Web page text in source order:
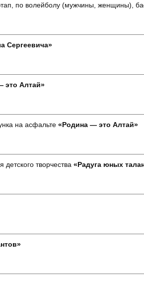
по волейболу (мужчины, женщины),
Сергеевича»
это Алтай»
на асфальте «Родина — это Алтай»
творчества «Радуга юных